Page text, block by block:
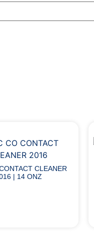
CLEANER
| 14 ONZ